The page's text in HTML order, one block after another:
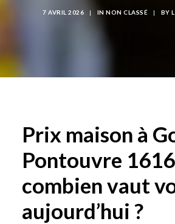
7 AVRIL 2026 | INNON CLASSÉ | BY
Prix maison à
Pontouvre
combien vaut
aujourd’hui ?